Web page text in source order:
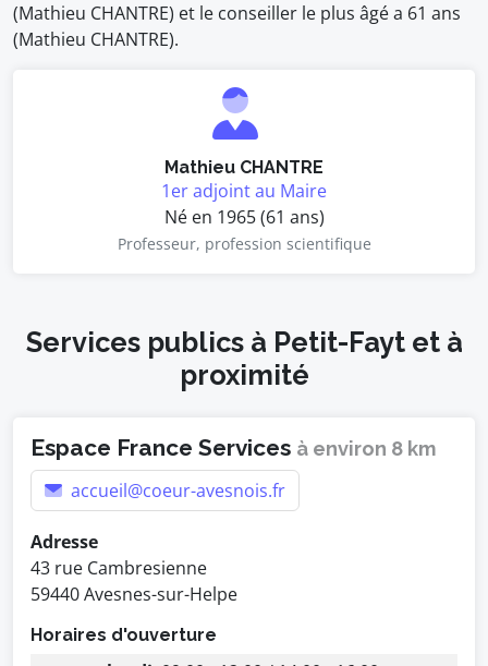
(Mathieu CHANTRE) et le conseiller le plus âgé a 61 ans
(Mathieu CHANTRE).
Mathieu CHANTRE
1er adjoint au Maire
Né en 1965 (61 ans)
Professeur, profession scientifique
Services publics à Petit-Fayt et à
proximité
Espace France Services à environ 8 km
accueil@coeur-avesnois.fr
Adresse
43 rue Cambresienne
59440 Avesnes-sur-Helpe
Horaires d'ouverture